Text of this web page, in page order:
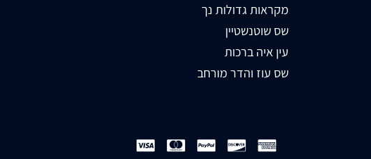
מקראות גדולות נך
שס שוטנשטיין
עין איה ברכות
שס עוז והדר מורחב